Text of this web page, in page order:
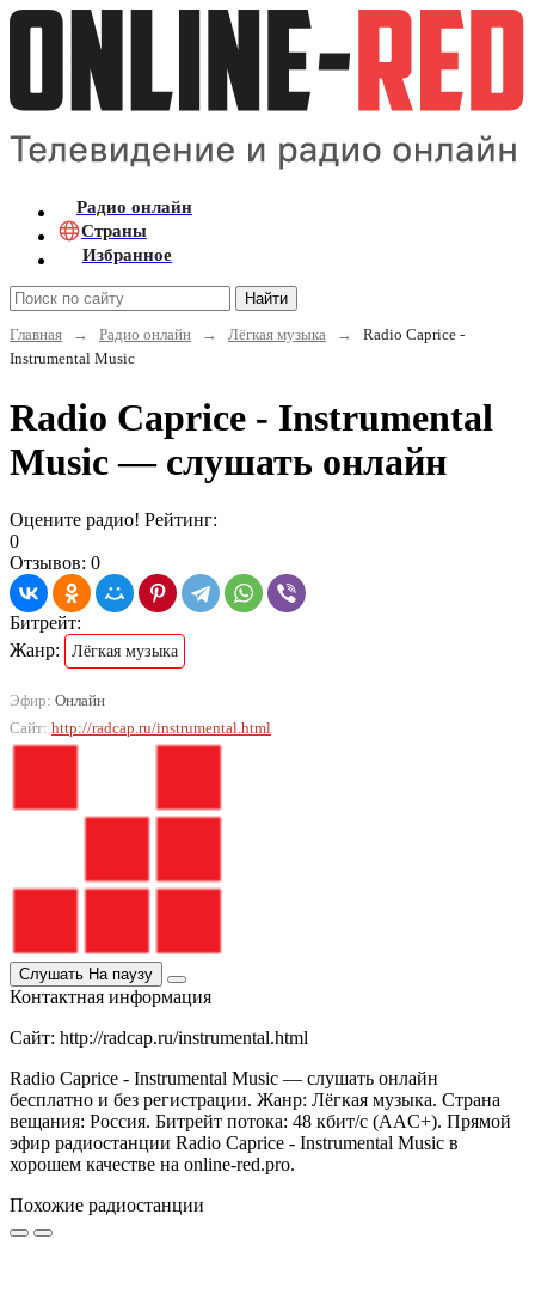
Радио онлайн
Страны
Избранное
Найти
Главная
→ Радио онлайн → Лёгкая музыка →
Radio Caprice -
Instrumental Music
Radio Caprice - Instrumental
Music — слушать онлайн
Оцените радио! Рейтинг:
0
Отзывов: 0
Битрейт:
Жанр:
Лёгкая музыка
Эфир: Онлайн
Сайт: http://radcap.ru/instrumental.html
Слушать На паузу
Контактная информация
Сайт: http://radcap.ru/instrumental.html
Radio Caprice - Instrumental Music — слушать онлайн
бесплатно и без регистрации. Жанр: Лёгкая музыка. Страна
вещания: Россия. Битрейт потока: 48 кбит/с (AAC+). Прямой
эфир радиостанции Radio Caprice - Instrumental Music в
хорошем качестве на online-red.pro.
Похожие радиостанции